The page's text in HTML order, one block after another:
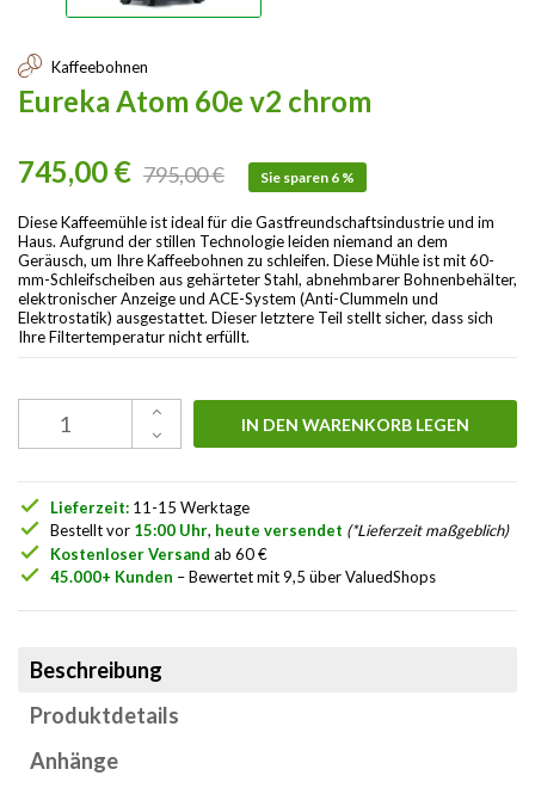
Kaffeebohnen
Eureka Atom 60e v2 chrom
745,00 € 795,00 € Sie sparen 6 %
Diese Kaffeemühle ist ideal für die Gastfreundschaftsindustrie und im
Haus. Aufgrund der stillen Technologie leiden niemand an dem
Geräusch, um Ihre Kaffeebohnen zu schleifen. Diese Mühle ist mit 60-
mm-Schleifscheiben aus gehärteter Stahl, abnehmbarer Bohnenbehälter,
elektronischer Anzeige und ACE-System (Anti-Clummeln und
Elektrostatik) ausgestattet. Dieser letztere Teil stellt sicher, dass sich
Ihre Filtertemperatur nicht erfüllt.
IN DEN WARENKORB LEGEN
check Lieferzeit: 11-15 Werktage
check Bestellt vor 15:00 Uhr, heute versendet (*Lieferzeit maßgeblich)
check Kostenloser Versand ab 60 €
check 45.000+ Kunden – Bewertet mit 9,5 über ValuedShops
Beschreibung
Produktdetails
Anhänge